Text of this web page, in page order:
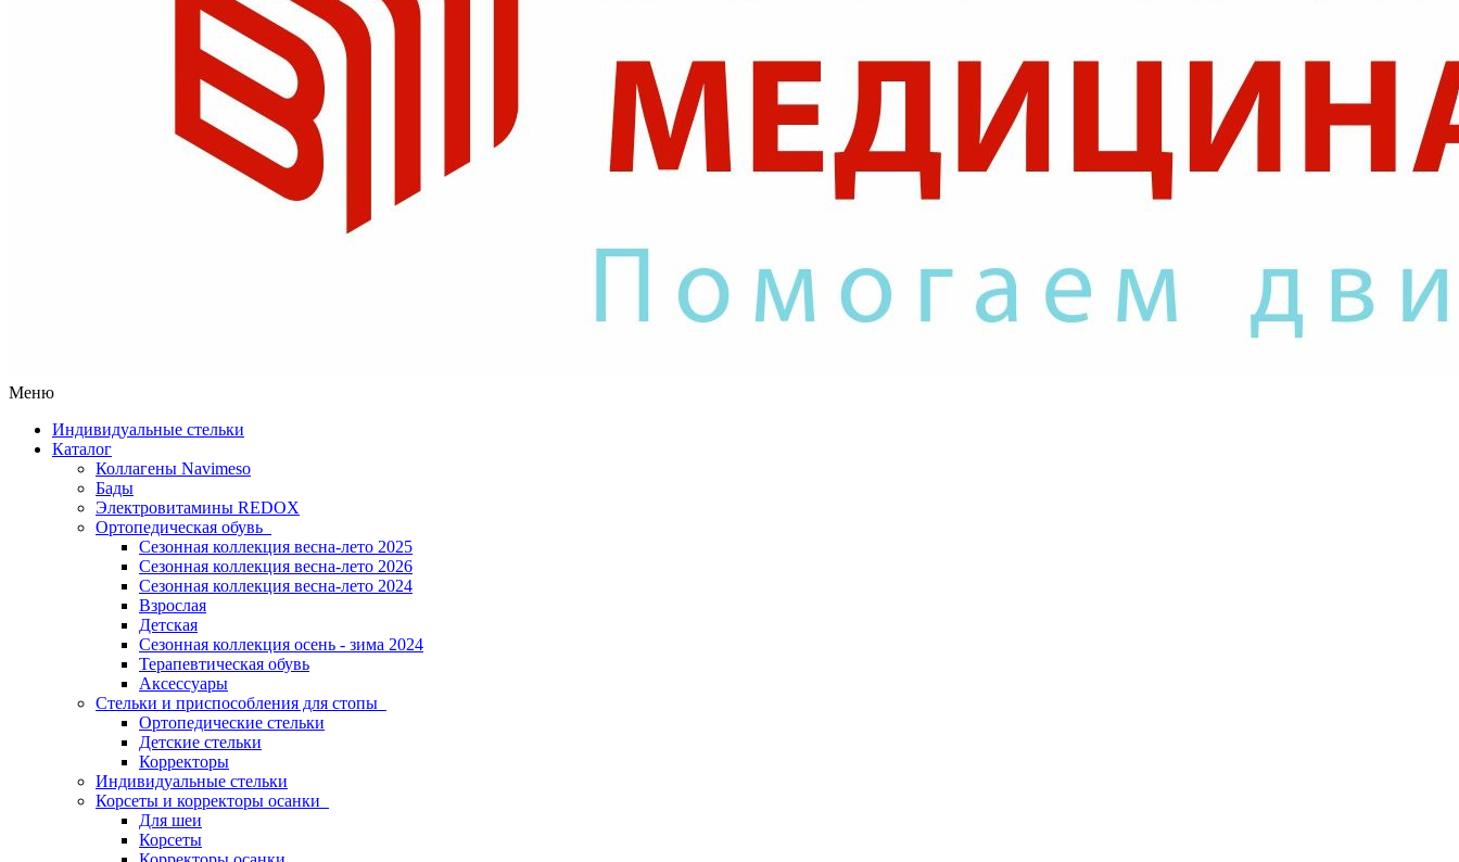
Меню
Индивидуальные стельки
Каталог
Коллагены Navimeso
Бады
Электровитамины REDOX
Ортопедическая обувь
Сезонная коллекция весна-лето 2025
Сезонная коллекция весна-лето 2026
Сезонная коллекция весна-лето 2024
Взрослая
Детская
Сезонная коллекция осень - зима 2024
Терапевтическая обувь
Аксессуары
Стельки и приспособления для стопы
Ортопедические стельки
Детские стельки
Корректоры
Индивидуальные стельки
Корсеты и корректоры осанки
Для шеи
Корсеты